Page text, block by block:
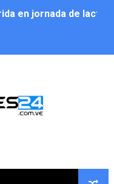
en jornada de
recreativa a la
en la